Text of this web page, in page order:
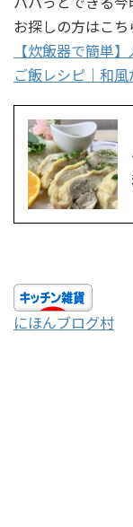
お探しの方はこち
【炊飯器で簡単
ご飯レシピ｜和
にほんブログ村